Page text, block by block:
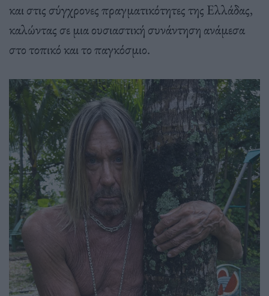
και στις σύγχρονες πραγματικότητες της Ελλάδας,
καλώντας σε μια ουσιαστική συνάντηση ανάμεσα
στο τοπικό και το παγκόσμιο.